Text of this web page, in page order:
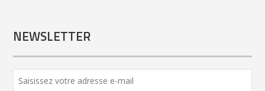
NEWSLETTER